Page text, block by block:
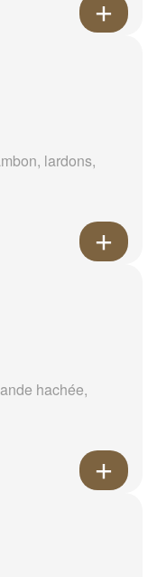
lardons,
hachée,